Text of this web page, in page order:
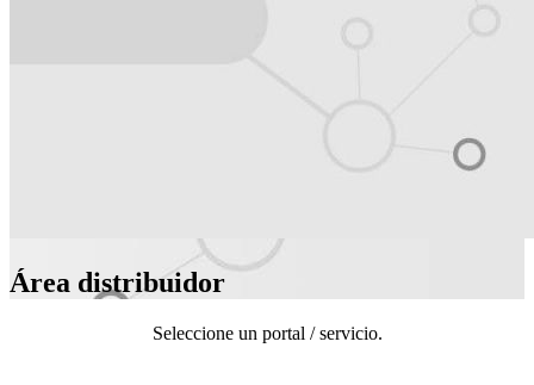
Área distribuidor
Seleccione un portal / servicio.